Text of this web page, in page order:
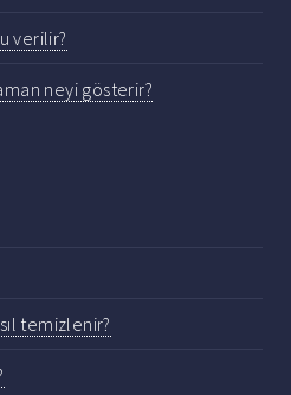
verilir?
neyi gösterir?
temizlenir?